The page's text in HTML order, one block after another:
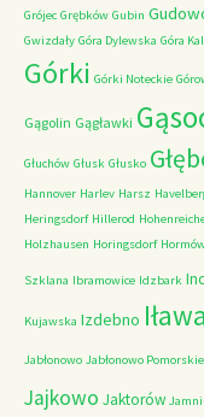
Grójec Grębków Gubin
Gwizdały Góra Dylewska Góra
Górki Górki Noteckie
Gągolin Gągławki
Głuchów Głusk Głusko
Hannover Harlev Harsz
Heringsdorf Hillerod
Holzhausen Horingsdorf
Szklana Ibramowice Idzbark
Kujawska Izdebno Iława
Jabłonowo Jabłonowo Pomorskie
Jajkowo Jaktorów